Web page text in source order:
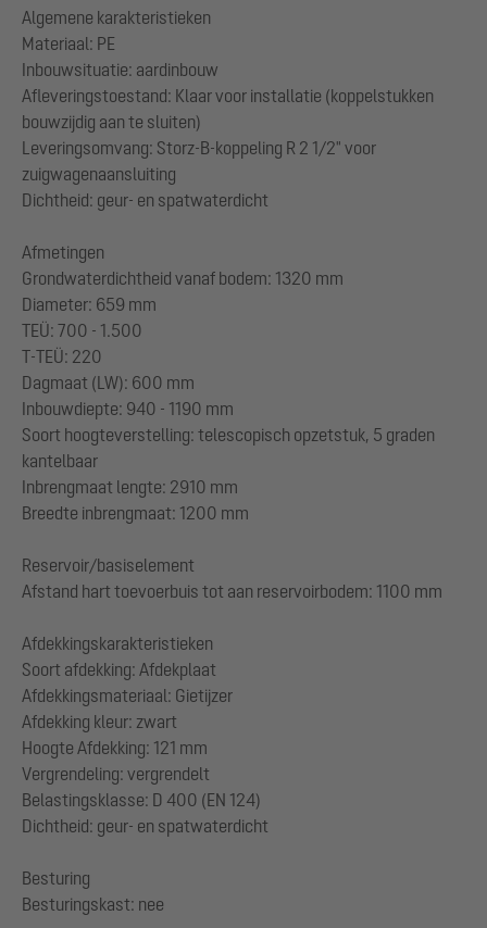
Algemene karakteristieken
Materiaal: PE
Inbouwsituatie: aardinbouw
Afleveringstoestand: Klaar voor installatie (koppelstukken
bouwzijdig aan te sluiten)
Leveringsomvang: Storz-B-koppeling R 2 1/2" voor
zuigwagenaansluiting
Dichtheid: geur- en spatwaterdicht
Afmetingen
Grondwaterdichtheid vanaf bodem: 1320 mm
Diameter: 659 mm
TEÜ: 700 - 1.500
T-TEÜ: 220
Dagmaat (LW): 600 mm
Inbouwdiepte: 940 - 1190 mm
Soort hoogteverstelling: telescopisch opzetstuk, 5 graden
kantelbaar
Inbrengmaat lengte: 2910 mm
Breedte inbrengmaat: 1200 mm
Reservoir/basiselement
Afstand hart toevoerbuis tot aan reservoirbodem: 1100 mm
Afdekkingskarakteristieken
Soort afdekking: Afdekplaat
Afdekkingsmateriaal: Gietijzer
Afdekking kleur: zwart
Hoogte Afdekking: 121 mm
Vergrendeling: vergrendelt
Belastingsklasse: D 400 (EN 124)
Dichtheid: geur- en spatwaterdicht
Besturing